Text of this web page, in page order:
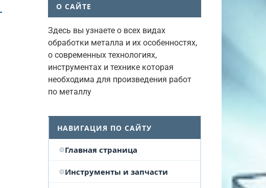
О САЙТЕ
Здесь вы узнаете о всех видах
обработки металла и их особенностях,
о современных технологиях,
инструментах и технике которая
необходима для произведения работ
по металлу
НАВИГАЦИЯ ПО САЙТУ
Главная страница
Инструменты и запчасти